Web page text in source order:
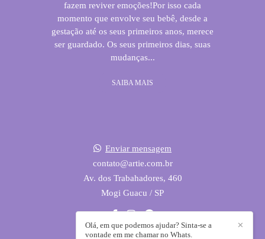
fazem reviver emoções!Por isso cada
momento que envolve seu bebê, desde a
gestação até os seus primeiros anos, merece
ser guardado. Os seus primeiros dias, suas
mudanças...
SAIBA MAIS
Enviar mensagem
contato@artie.com.br
Av. dos Trabahadores, 460
Mogi Guacu / SP
✕
Olá, em que podemos ajudar? Sinta-se a
vontade em me chamar no Whats.